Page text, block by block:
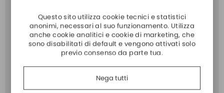
Vuoi acquistare più di 10 pezzi?
Richiedi una quotazione personalizzata
TYPE: RS232/422/485
PORT: 1
Questo sito utilizza cookie tecnici e statistici
anonimi, necessari al suo funzionamento. Utilizza
anche cookie analitici e cookie di marketing, che
sono disabilitati di default e vengono attivati solo
previo consenso da parte tua.
Nega tutti